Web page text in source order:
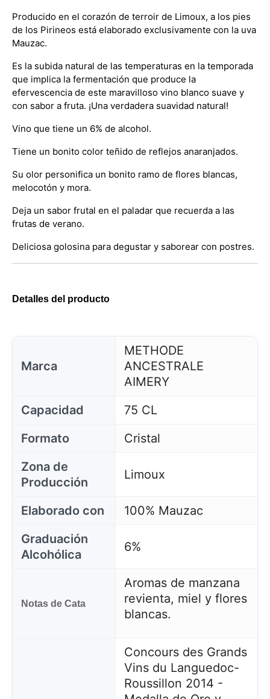
Producido en el corazón de terroir de Limoux, a los pies
de los Pirineos está elaborado exclusivamente con la uva
Mauzac.
Es la subida natural de las temperaturas en la temporada
que implica la fermentación que produce la
efervescencia de este maravilloso vino blanco suave y
con sabor a fruta. ¡Una verdadera suavidad natural!
Vino que tiene un 6% de alcohol.
Tiene un bonito color teñido de reflejos anaranjados.
Su olor personifica un bonito ramo de flores blancas,
melocotón y mora.
Deja un sabor frutal en el paladar que recuerda a las
frutas de verano.
Deliciosa golosina para degustar y saborear con postres.
Detalles del producto
Marca
METHODE
ANCESTRALE
AIMERY
Capacidad
75 CL
Formato
Cristal
Zona de
Producción
Limoux
Elaborado con
100% Mauzac
Graduación
Alcohólica
6%
Notas de Cata
Aromas de manzana
revienta, miel y flores
blancas.
Concours des Grands
Vins du Languedoc-
Roussillon 2014 -